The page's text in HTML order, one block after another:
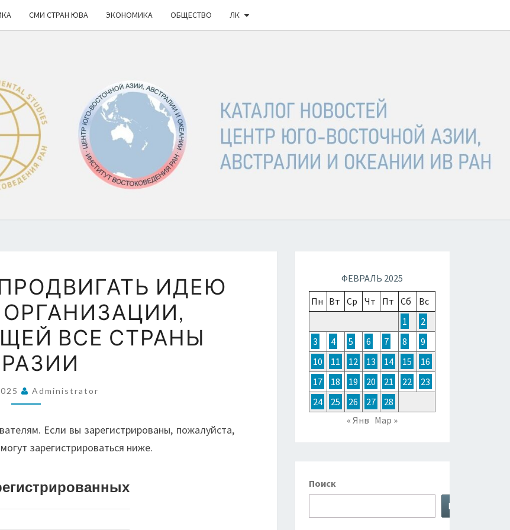
СМИ СТРАН ЮВА ЭКОНОМИКА ОБЩЕСТВО ЛК
КАТАЛОГ
НОВОСТЕЙ
ВОСТОЧНОЙ
АЗИИ,
АВСТРАЛИИ
И ОКЕАНИИ
ИВ
РАН
НАМЕРЕНА
ПРОДВИГАТЬ
ИДЕЮ
СОЗДАНИЯ
ОРГАНИЗАЦИИ,
ВСЕ
ЕВРАЗИИ
ИДЕЮ
ВСЕ СТРАНЫ
Administrator
Если вы зарегистрированы, пожалуйста,
зарегистрироваться ниже.
ФЕВРАЛЬ 2025
Пн Вт Ср Чт Пт Сб
Вс
1
2
3
4 5 6 7 8
9
10
11 12 13 14 15
16
17
18 19 20 21 22
23
24
25 26 27
28
« Янв Мар »
Поиск
Поиск